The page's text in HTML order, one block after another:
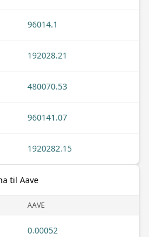
96014.1
192028.21
480070.53
960141.07
1920282.15
til Aave
AAVE
0.00052